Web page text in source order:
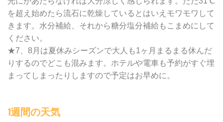
を超え始めたら流石に乾燥しているとはいえモワモワして
きます。水分補給、それから糖分塩分補給もこまめにして
ください。
★7、8月は夏休みシーズンで大人も1ヶ月まるまる休んだ
りするのでどこも混みます。ホテルや電車も予約がすぐ埋
まってしまったりしますので予定はお早めに。
1週間の天気